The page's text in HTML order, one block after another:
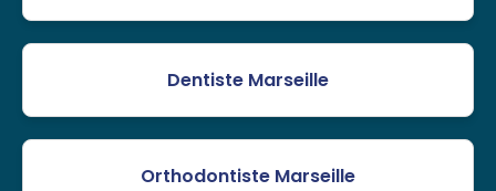
Dentiste Marseille
Orthodontiste Marseille